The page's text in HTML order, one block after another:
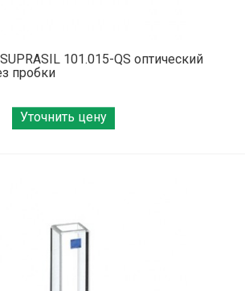
101.015-QS оптический
пробки
Уточнить цену